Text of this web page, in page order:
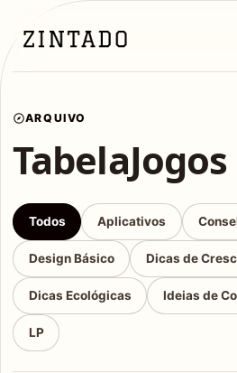
ARQUIVO
TabelaJogos
Todos Aplicativos
Design Básico Dicas de
Dicas Ecológicas Ideias de
LP